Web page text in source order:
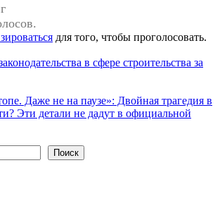
для того, чтобы проголосовать.
в сфере строительства за
Даже не на паузе»: Двойная трагедия в
Эти детали не дадут в официальной
Поиск